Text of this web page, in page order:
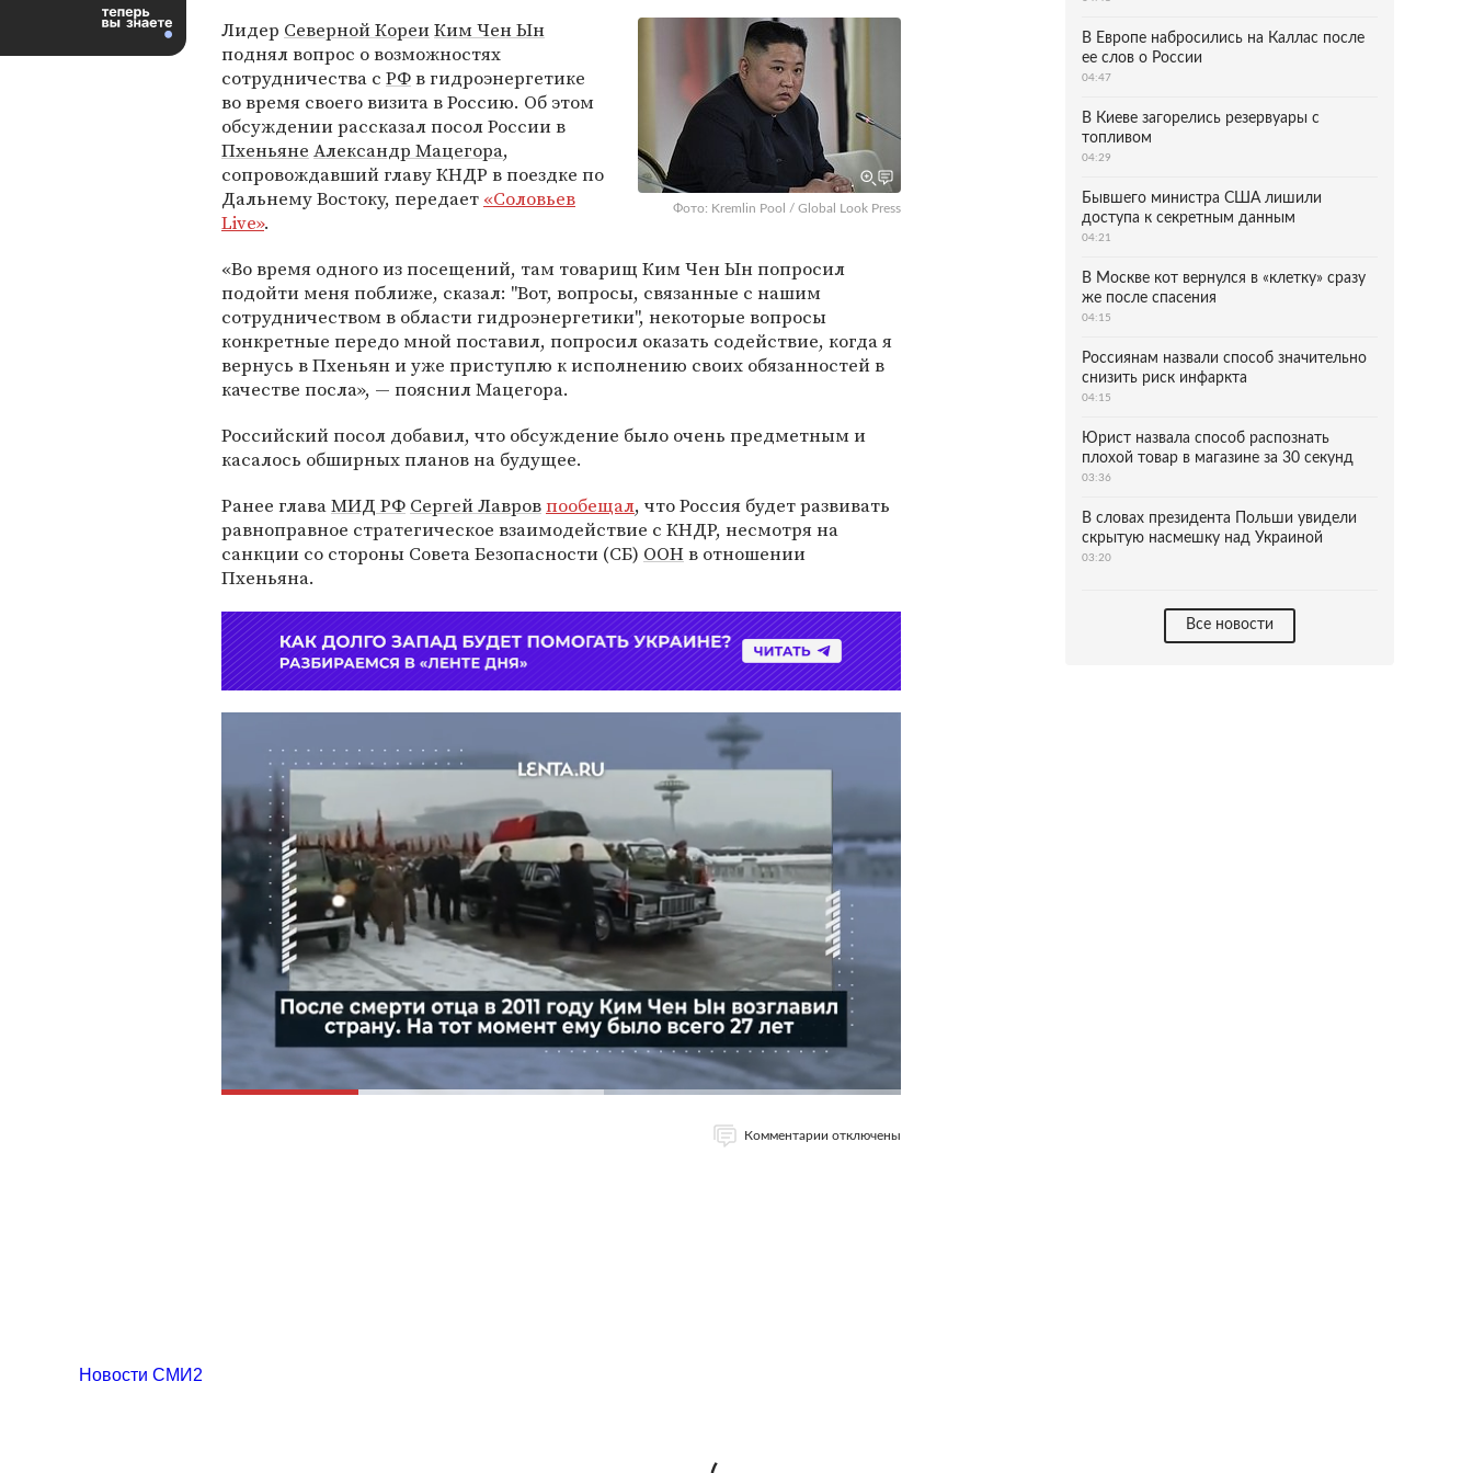
Фото: Kremlin Pool / Global Look Press
Лидер Северной КореиКим Чен Ын
поднял вопрос о возможностях
сотрудничества с РФв гидроэнергетике
во время своего визита в Россию. Об этом
обсуждении рассказал посол России в
Пхеньяне Александр Мацегора,
сопровождавший главу КНДР в поездке по
Дальнему Востоку, передает «Соловьев
Live».
«Во время одного из посещений, там товарищ Ким Чен Ын попросил
подойти меня поближе, сказал: "Вот, вопросы, связанные с нашим
сотрудничеством в области гидроэнергетики", некоторые вопросы
конкретные передо мной поставил, попросил оказать содействие, когда я
вернусь в Пхеньян и уже приступлю к исполнению своих обязанностей в
качестве посла», — пояснил Мацегора.
Российский посол добавил, что обсуждение было очень предметным и
касалось обширных планов на будущее.
Ранее главаМИД РФ Сергей Лавровпообещал, что Россия будет развивать
равноправное стратегическое взаимодействие с КНДР, несмотря на
санкции со стороны Совета Безопасности (СБ) ООНв отношении
Пхеньяна.
Комментарии отключены
В Европе набросились на Каллас после
ее слов о России
04:47
В Киеве загорелись резервуары с
топливом
04:29
Бывшего министра США лишили
доступа к секретным данным
04:21
В Москве кот вернулся в «клетку» сразу
же после спасения
04:15
Россиянам назвали способ значительно
снизить риск инфаркта
04:15
Юрист назвала способ распознать
плохой товар в магазине за 30 секунд
03:36
В словах президента Польши увидели
скрытую насмешку над Украиной
03:20
Все новости
Новости СМИ2